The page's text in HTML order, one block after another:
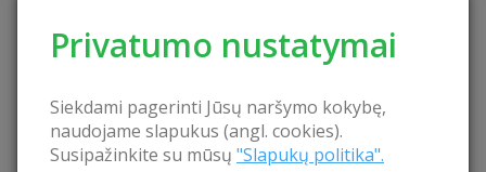
Privatumo nustatymai
Siekdami pagerinti Jūsų naršymo kokybę,
naudojame slapukus (angl. cookies).
Susipažinkite su mūsų "Slapukų politika".
www.skoniukelias.lt